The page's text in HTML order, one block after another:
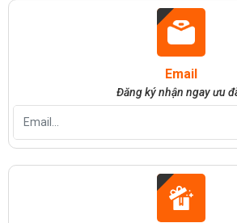
Email
Đăng ký nhận ngay ưu